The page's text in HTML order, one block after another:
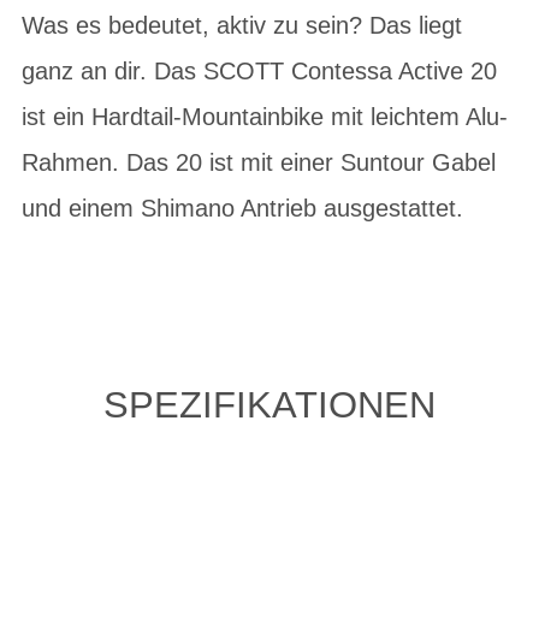
Was es bedeutet, aktiv zu sein? Das liegt
ganz an dir. Das SCOTT Contessa Active 20
ist ein Hardtail-Mountainbike mit leichtem Alu-
Rahmen. Das 20 ist mit einer Suntour Gabel
und einem Shimano Antrieb ausgestattet.
SPEZIFIKATIONEN